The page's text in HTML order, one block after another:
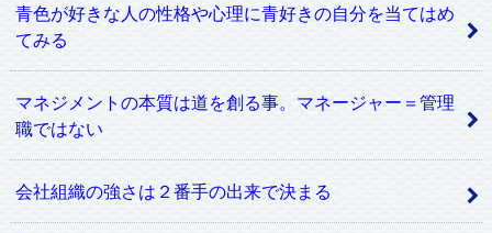
青色が好きな人の性格や心理に青好きの自分を当てはめ
てみる
マネジメントの本質は道を創る事。マネージャー＝管理
職ではない
会社組織の強さは２番手の出来で決まる